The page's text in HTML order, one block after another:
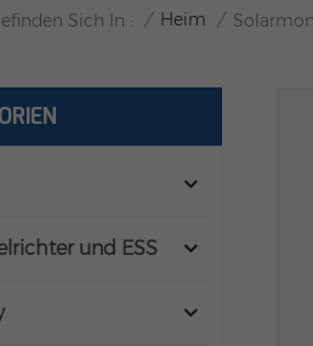
Sich In : / Heim /
und ESS